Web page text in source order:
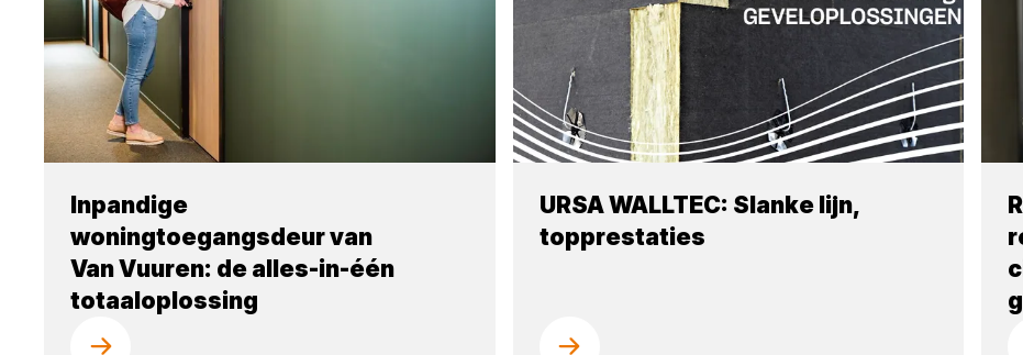
Inpandige
woningtoegangsdeur van
Van Vuuren: de alles-in-één
totaaloplossing
URSA WALLTEC: Slanke lijn,
topprestaties